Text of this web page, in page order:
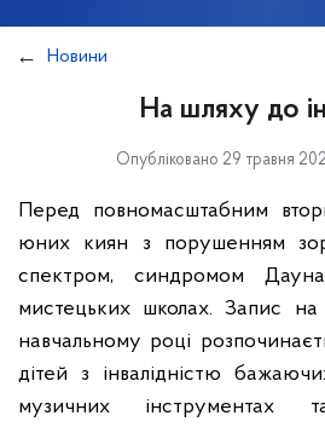
Новини
На шляху до
Опубліковано 29 травня
Перед повномасштабним
юних киян з порушенням
спектром, синдромом
мистецьких школах. Запис
навчальному році
дітей з інвалідністю
музичних інструментах